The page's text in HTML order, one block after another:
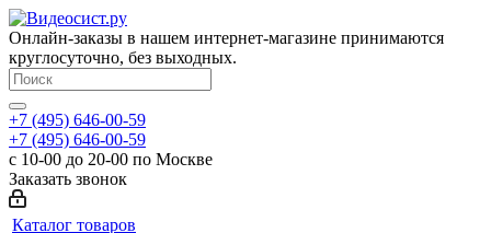
Онлайн-заказы в нашем интернет-магазине принимаются
круглосуточно, без выходных.
+7 (495) 646-00-59
+7 (495) 646-00-59
с 10-00 до 20-00 по Москве
Заказать звонок
Каталог товаров